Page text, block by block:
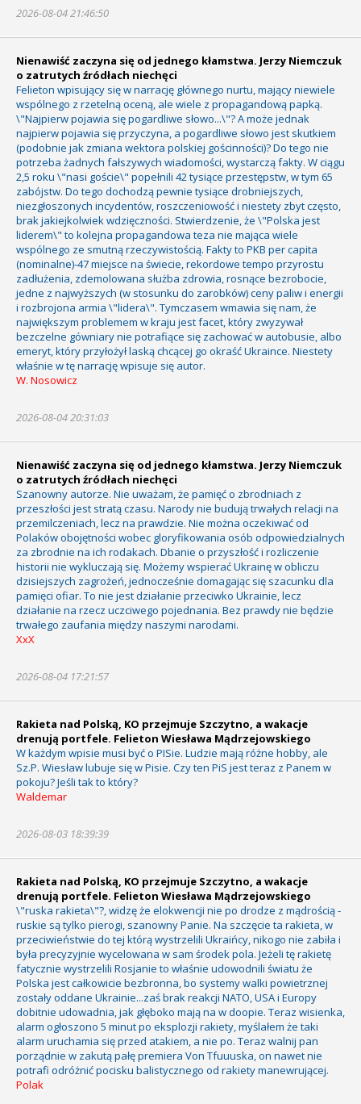
2026-08-04 21:46:50
Nienawiść zaczyna się od jednego kłamstwa. Jerzy Niemczuk
o zatrutych źródłach niechęci
Felieton wpisujący się w narrację głównego nurtu, mający niewiele
wspólnego z rzetelną oceną, ale wiele z propagandową papką.
\"Najpierw pojawia się pogardliwe słowo...\"? A może jednak
najpierw pojawia się przyczyna, a pogardliwe słowo jest skutkiem
(podobnie jak zmiana wektora polskiej gościnności)? Do tego nie
potrzeba żadnych fałszywych wiadomości, wystarczą fakty. W ciągu
2,5 roku \"nasi goście\" popełnili 42 tysiące przestępstw, w tym 65
zabójstw. Do tego dochodzą pewnie tysiące drobniejszych,
niezgłoszonych incydentów, roszczeniowość i niestety zbyt często,
brak jakiejkolwiek wdzięczności. Stwierdzenie, że \"Polska jest
liderem\" to kolejna propagandowa teza nie mająca wiele
wspólnego ze smutną rzeczywistością. Fakty to PKB per capita
(nominalne)-47 miejsce na świecie, rekordowe tempo przyrostu
zadłużenia, zdemolowana służba zdrowia, rosnące bezrobocie,
jedne z najwyższych (w stosunku do zarobków) ceny paliw i energii
i rozbrojona armia \"lidera\". Tymczasem wmawia się nam, że
największym problemem w kraju jest facet, który zwyzywał
bezczelne gówniary nie potrafiące się zachować w autobusie, albo
emeryt, który przyłożył laską chcącej go okraść Ukraince. Niestety
właśnie w tę narrację wpisuje się autor.
W. Nosowicz
2026-08-04 20:31:03
Nienawiść zaczyna się od jednego kłamstwa. Jerzy Niemczuk
o zatrutych źródłach niechęci
Szanowny autorze. Nie uważam, że pamięć o zbrodniach z
przeszłości jest stratą czasu. Narody nie budują trwałych relacji na
przemilczeniach, lecz na prawdzie. Nie można oczekiwać od
Polaków obojętności wobec gloryfikowania osób odpowiedzialnych
za zbrodnie na ich rodakach. Dbanie o przyszłość i rozliczenie
historii nie wykluczają się. Możemy wspierać Ukrainę w obliczu
dzisiejszych zagrożeń, jednocześnie domagając się szacunku dla
pamięci ofiar. To nie jest działanie przeciwko Ukrainie, lecz
działanie na rzecz uczciwego pojednania. Bez prawdy nie będzie
trwałego zaufania między naszymi narodami.
XxX
2026-08-04 17:21:57
Rakieta nad Polską, KO przejmuje Szczytno, a wakacje
drenują portfele. Felieton Wiesława Mądrzejowskiego
W każdym wpisie musi być o PISie. Ludzie mają różne hobby, ale
Sz.P. Wiesław lubuje się w Pisie. Czy ten PiS jest teraz z Panem w
pokoju? Jeśli tak to który?
Waldemar
2026-08-03 18:39:39
Rakieta nad Polską, KO przejmuje Szczytno, a wakacje
drenują portfele. Felieton Wiesława Mądrzejowskiego
\"ruska rakieta\"?, widzę że elokwencji nie po drodze z mądrością -
ruskie są tylko pierogi, szanowny Panie. Na szczęcie ta rakieta, w
przeciwieństwie do tej którą wystrzelili Ukraińcy, nikogo nie zabiła i
była precyzyjnie wycelowana w sam środek pola. Jeżeli tę rakietę
fatycznie wystrzelili Rosjanie to właśnie udowodnili światu że
Polska jest całkowicie bezbronna, bo systemy walki powietrznej
zostały oddane Ukrainie...zaś brak reakcji NATO, USA i Europy
dobitnie udowadnia, jak głęboko mają na w doopie. Teraz wisienka,
alarm ogłoszono 5 minut po eksplozji rakiety, myślałem że taki
alarm uruchamia się przed atakiem, a nie po. Teraz walnij pan
porządnie w zakutą pałę premiera Von Tfuuuska, on nawet nie
potrafi odróżnić pocisku balistycznego od rakiety manewrującej.
Polak